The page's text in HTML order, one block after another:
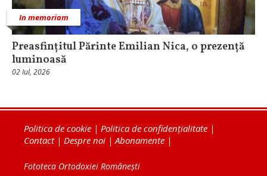
In memoriam
Preasfințitul Părinte Emilian Nica, o prezență
luminoasă
02 Iul, 2026
Politica de cookie | Politica de confidențialitate |
Contact| Despre noi | Abonamente |
Fototeca Ortodoxiei Românești